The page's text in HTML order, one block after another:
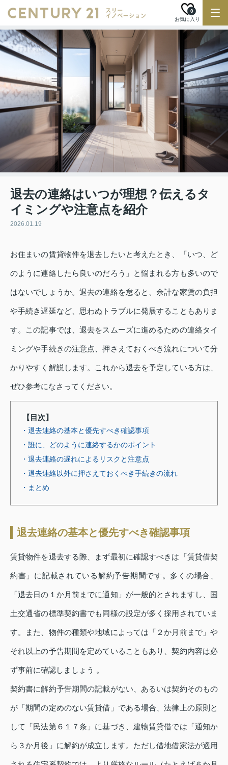
お気に入り
0
退去の連絡はいつが理想？伝えるタ
イミングや注意点を紹介
2026.01.19
お住まいの賃貸物件を退去したいと考えたとき、「いつ、ど
のように連絡したら良いのだろう」と悩まれる方も多いので
はないでしょうか。退去の連絡を怠ると、余計な家賃の負担
や手続き遅延など、思わぬトラブルに発展することもありま
す。この記事では、退去をスムーズに進めるための連絡タイ
ミングや手続きの注意点、押さえておくべき流れについて分
かりやすく解説します。これから退去を予定している方は、
ぜひ参考になさってください。
【目次】
・退去連絡の基本と優先すべき確認事項
・誰に、どのように連絡するかのポイント
・退去連絡の遅れによるリスクと注意点
・退去連絡以外に押さえておくべき手続きの流れ
・まとめ
退去連絡の基本と優先すべき確認事項
賃貸物件を退去する際、まず最初に確認すべきは「賃貸借契
約書」に記載されている解約予告期間です。多くの場合、
「退去日の１か月前までに通知」が一般的とされますし、国
土交通省の標準契約書でも同様の設定が多く採用されていま
す。また、物件の種類や地域によっては「２か月前まで」や
それ以上の予告期間を定めていることもあり、契約内容は必
ず事前に確認しましょう 。
契約書に解約予告期間の記載がない、あるいは契約そのもの
が「期間の定めのない賃貸借」である場合、法律上の原則と
して「民法第６１７条」に基づき、建物賃貸借では「通知か
ら３か月後」に解約が成立します。ただし借地借家法が適用